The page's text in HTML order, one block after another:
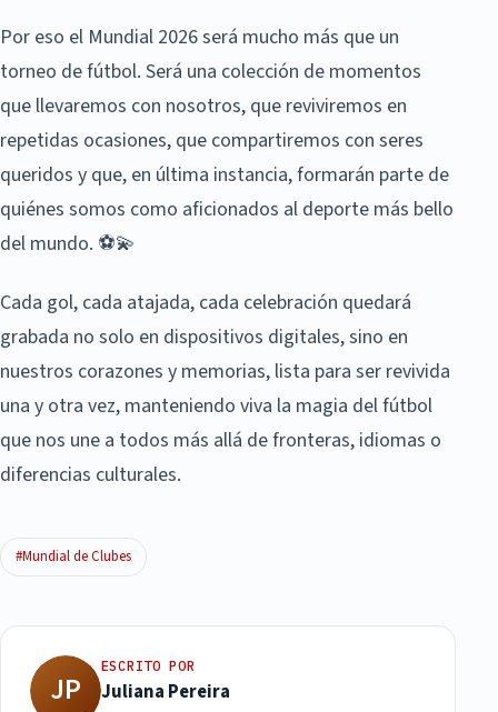
Por eso el Mundial 2026 será mucho más que un
torneo de fútbol. Será una colección de momentos
que llevaremos con nosotros, que reviviremos en
repetidas ocasiones, que compartiremos con seres
queridos y que, en última instancia, formarán parte de
quiénes somos como aficionados al deporte más bello
del mundo. ⚽💫
Cada gol, cada atajada, cada celebración quedará
grabada no solo en dispositivos digitales, sino en
nuestros corazones y memorias, lista para ser revivida
una y otra vez, manteniendo viva la magia del fútbol
que nos une a todos más allá de fronteras, idiomas o
diferencias culturales.
#Mundial de Clubes
JP
ESCRITO POR
Juliana Pereira